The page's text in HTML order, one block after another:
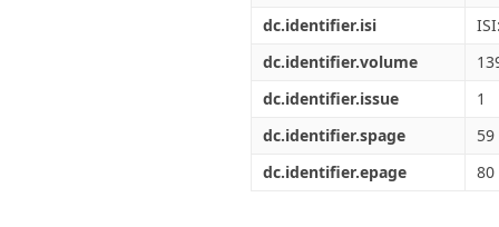
dc.identifier.isi
dc.identifier.volume
dc.identifier.issue
1
dc.identifier.spage
59
dc.identifier.epage
80